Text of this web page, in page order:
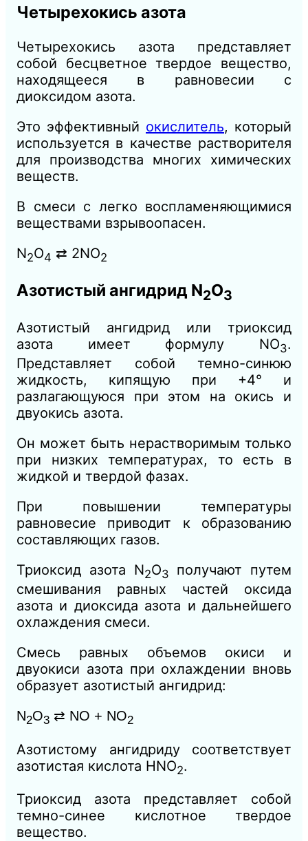
Четырехокись азота
Четырехокись азота представляет
собой бесцветное твердое вещество,
находящееся в равновесии с
диоксидом азота.
Это эффективный окислитель, который
используется в качестве растворителя
для производства многих химических
веществ.
В смеси с легко воспламеняющимися
веществами взрывоопасен.
N2O4 ⇄ 2NO2
Азотистый ангидрид N2O3
Азотистый ангидрид или триоксид
азота имеет формулу NO3.
Представляет собой темно-синюю
жидкость, кипящую при +4° и
разлагающуюся при этом на окись и
двуокись азота.
Он может быть нерастворимым только
при низких температурах, то есть в
жидкой и твердой фазах.
При повышении температуры
равновесие приводит к образованию
составляющих газов.
Триоксид азота N2O3
получают путем
смешивания равных частей оксида
азота и диоксида азота и дальнейшего
охлаждения смеси.
Смесь равных объемов окиси и
двуокиси азота при охлаждении вновь
образует азотистый ангидрид:
N2O3 ⇄ NO + NO2
Азотистому ангидриду соответствует
азотистая кислота HNO2.
Триоксид азота представляет собой
темно-синее кислотное твердое
вещество.